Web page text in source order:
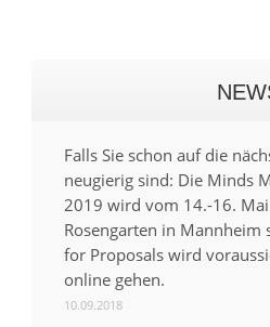
Falls Sie schon auf die
neugierig sind: Die Minds
2019 wird vom 14.-16.
Rosengarten in Mannheim
for Proposals wird
online gehen.
10.09.2018